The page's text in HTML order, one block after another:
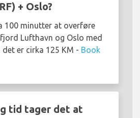
+ Oslo?
100 minutter at overføre
Lufthavn og Oslo med
er cirka 125 KM - Book
tid tager det at